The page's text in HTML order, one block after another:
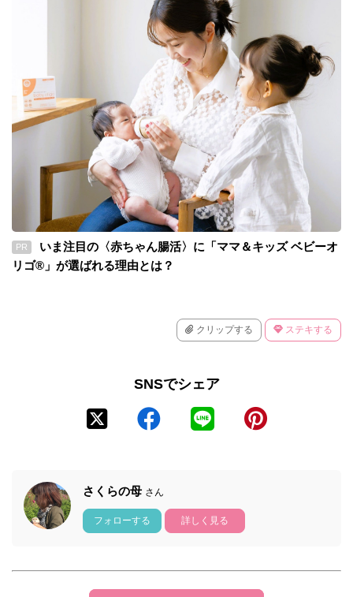
PR
いま注目の〈赤ちゃん腸活〉に「ママ＆キッズ ベビーオ
リゴ®」が選ばれる理由とは？
クリップする ステキする
SNSでシェア
さくらの母 さん
フォローする 詳しく見る